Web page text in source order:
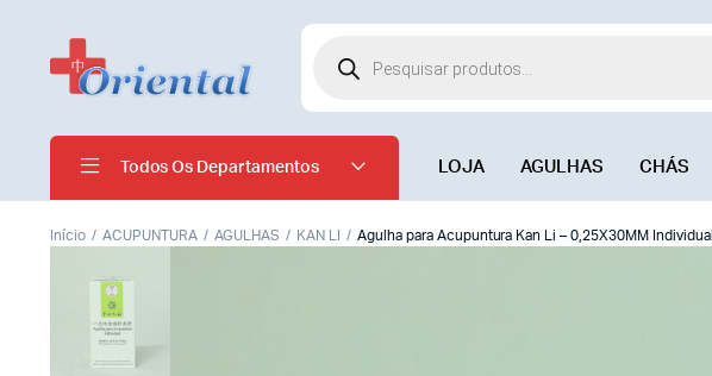
Todos Os Departamentos LOJA AGULHAS CHÁS
Início ACUPUNTURA AGULHAS KAN LI Agulha para Acupuntura Kan Li – 0,25X30MM Individual